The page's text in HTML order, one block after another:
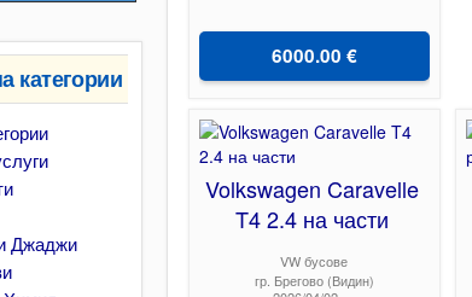
категории
Джаджи
6000.00 €
Volkswagen Caravelle
T4 2.4 на части
VW бусове
гр. Брегово (Видин)